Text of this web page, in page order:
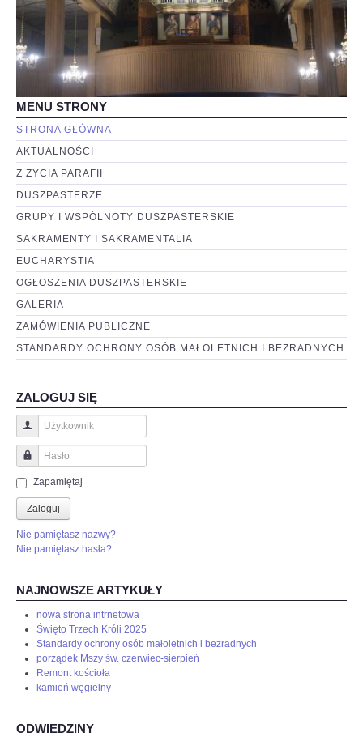
MENU STRONY
STRONA GŁÓWNA
AKTUALNOŚCI
Z ŻYCIA PARAFII
DUSZPASTERZE
GRUPY I WSPÓLNOTY DUSZPASTERSKIE
SAKRAMENTY I SAKRAMENTALIA
EUCHARYSTIA
OGŁOSZENIA DUSZPASTERSKIE
GALERIA
ZAMÓWIENIA PUBLICZNE
STANDARDY OCHRONY OSÓB MAŁOLETNICH I BEZRADNYCH
ZALOGUJ SIĘ
Użytkownik
Hasło
Zapamiętaj
Zaloguj
Nie pamiętasz nazwy?
Nie pamiętasz hasła?
NAJNOWSZE ARTYKUŁY
nowa strona intrnetowa
Święto Trzech Króli 2025
Standardy ochrony osób małoletnich i bezradnych
porządek Mszy św. czerwiec-sierpień
Remont kościoła
kamień węgielny
ODWIEDZINY